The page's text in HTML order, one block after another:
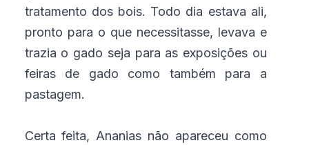
tratamento dos bois. Todo dia estava ali,
pronto para o que necessitasse, levava e
trazia o gado seja para as exposições ou
feiras de gado como também para a
pastagem.
Certa feita, Ananias não apareceu como